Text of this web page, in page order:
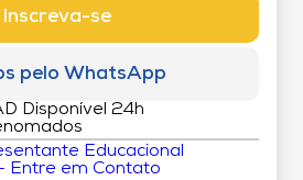
Inscreva-se
pelo WhatsApp
Disponível 24h
Educacional
Entre em Contato